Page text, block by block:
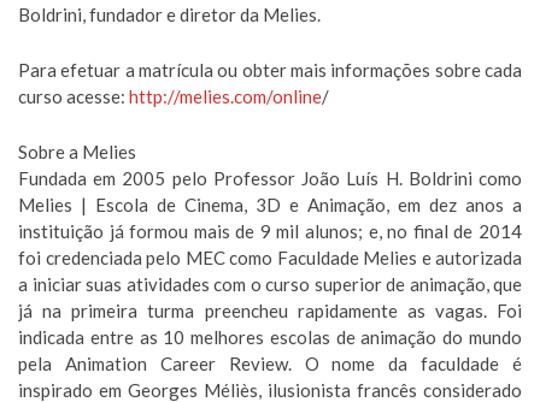
Boldrini, fundador e diretor da Melies.
Para efetuar a matrícula ou obter mais informações sobre cada
curso acesse: http://melies.com/online/
Sobre a Melies
Fundada em 2005 pelo Professor João Luís H. Boldrini como
Melies | Escola de Cinema, 3D e Animação, em dez anos a
instituição já formou mais de 9 mil alunos; e, no final de 2014
foi credenciada pelo MEC como Faculdade Melies e autorizada
a iniciar suas atividades com o curso superior de animação, que
já na primeira turma preencheu rapidamente as vagas. Foi
indicada entre as 10 melhores escolas de animação do mundo
pela Animation Career Review. O nome da faculdade é
inspirado em Georges Méliès, ilusionista francês considerado